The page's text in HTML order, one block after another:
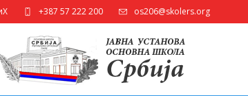
+387 57 222 200 os206@skolers.org